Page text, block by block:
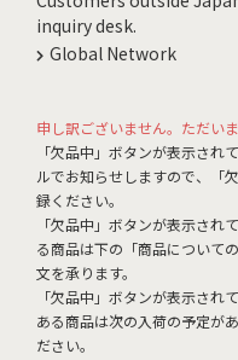
inquiry desk.
Global Network
申し訳ございません。ただい
「欠品中」ボタンが表示され
ルでお知らせしますので、「
録ください。
「欠品中」ボタンが表示され
る商品は下の「商品について
文を承ります。
「欠品中」ボタンが表示され
ある商品は次の入荷の予定が
ださい。